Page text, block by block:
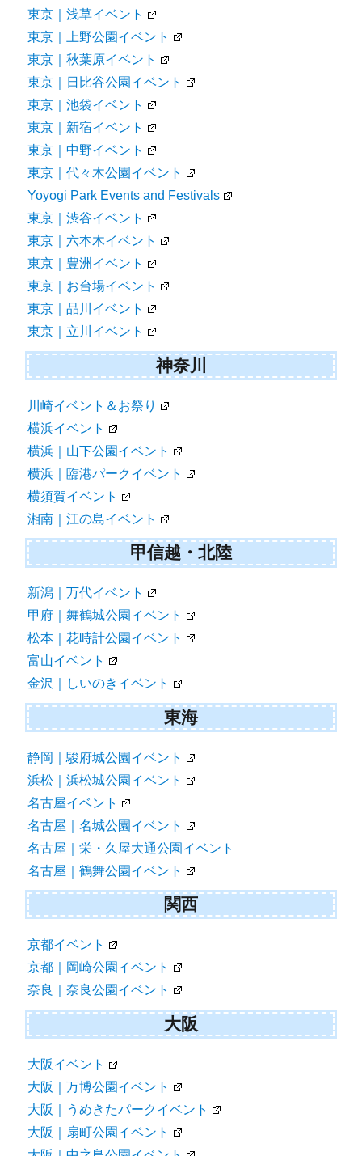
東京｜浅草イベント
東京｜上野公園イベント
東京｜秋葉原イベント
東京｜日比谷公園イベント
東京｜池袋イベント
東京｜新宿イベント
東京｜中野イベント
東京｜代々木公園イベント
Yoyogi Park Events and Festivals
東京｜渋谷イベント
東京｜六本木イベント
東京｜豊洲イベント
東京｜お台場イベント
東京｜品川イベント
東京｜立川イベント
神奈川
川崎イベント＆お祭り
横浜イベント
横浜｜山下公園イベント
横浜｜臨港パークイベント
横須賀イベント
湘南｜江の島イベント
甲信越・北陸
新潟｜万代イベント
甲府｜舞鶴城公園イベント
松本｜花時計公園イベント
富山イベント
金沢｜しいのきイベント
東海
静岡｜駿府城公園イベント
浜松｜浜松城公園イベント
名古屋イベント
名古屋｜名城公園イベント
名古屋｜栄・久屋大通公園イベント
名古屋｜鶴舞公園イベント
関西
京都イベント
京都｜岡崎公園イベント
奈良｜奈良公園イベント
大阪
大阪イベント
大阪｜万博公園イベント
大阪｜うめきたパークイベント
大阪｜扇町公園イベント